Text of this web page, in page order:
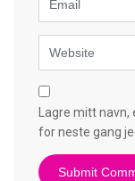
Lagre mitt
for neste gang